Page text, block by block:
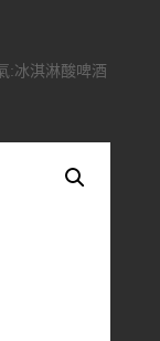
:冰淇淋酸啤酒